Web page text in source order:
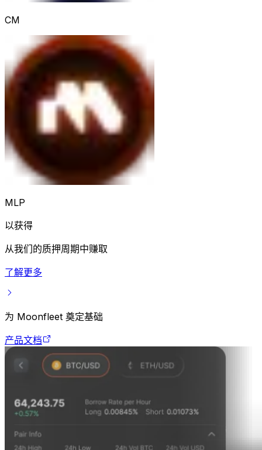
CM
MLP
以获得
从我们的质押周期中赚取
了解更多
为 Moonfleet 奠定基础
产品文档